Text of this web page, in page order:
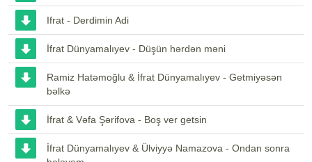
Ifrat - Derdimin Adi
İfrat Dünyamalıyev - Düşün hərdən məni
Ramiz Hatəmoğlu & İfrat Dünyamalıyev - Getmiyəsən
bəlkə
İfrat & Vəfa Şərifova - Boş ver getsin
İfrat Dünyamalıyev & Ülviyyə Namazova - Ondan sonra